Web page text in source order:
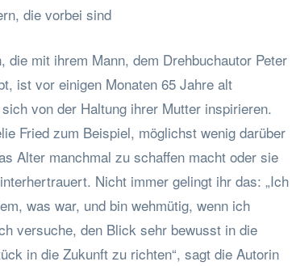
die vorbei sind
die mit ihrem Mann, dem Drehbuchautor Peter
ist vor einigen Monaten 65 Jahre alt
von der Haltung ihrer Mutter inspirieren.
Fried zum Beispiel, möglichst wenig darüber
Alter manchmal zu schaffen macht oder sie
Nicht immer gelingt ihr das: „Ich
was war, und bin wehmütig, wenn ich
versuche, den Blick sehr bewusst in die
in die Zukunft zu richten“, sagt die Autorin